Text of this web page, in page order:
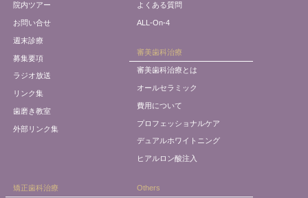
院内ツアー
お問い合せ
週末診療
募集要項
ラジオ放送
リンク集
歯磨き教室
外部リンク集
よくある質問
ALL-On-4
審美歯科治療
審美歯科治療とは
オールセラミック
費用について
プロフェッショナルケア
デュアルホワイトニング
ヒアルロン酸注入
矯正歯科治療 Others